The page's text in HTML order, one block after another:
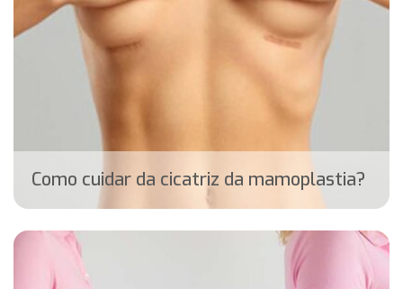
Como cuidar da cicatriz da mamoplastia?